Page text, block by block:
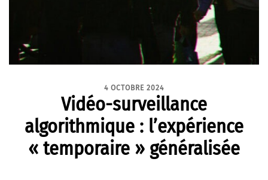
4 OCTOBRE 2024
Vidéo-surveillance
algorithmique : l’expérience
« temporaire » généralisée